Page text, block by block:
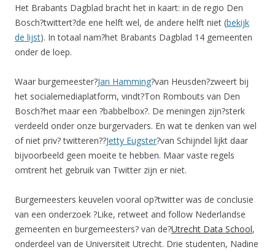
Het Brabants Dagblad bracht het in kaart: in de regio Den
Bosch?twittert?de ene helft wel, de andere helft niet (bekijk
de lijst). In totaal nam?het Brabants Dagblad 14 gemeenten
onder de loep.
Waar burgemeester?Jan Hamming?van Heusden?zweert bij
het socialemediaplatform, vindt?Ton Rombouts van Den
Bosch?het maar een ?babbelbox?. De meningen zijn?sterk
verdeeld onder onze burgervaders. En wat te denken van wel
of niet priv? twitteren??Jetty Eugster?van Schijndel lijkt daar
bijvoorbeeld geen moeite te hebben. Maar vaste regels
omtrent het gebruik van Twitter zijn er niet.
Burgemeesters keuvelen vooral op?twitter was de conclusie
van een onderzoek ?Like, retweet and follow Nederlandse
gemeenten en burgemeesters? van de?Utrecht Data School,
onderdeel van de Universiteit Utrecht. Drie studenten, Nadine